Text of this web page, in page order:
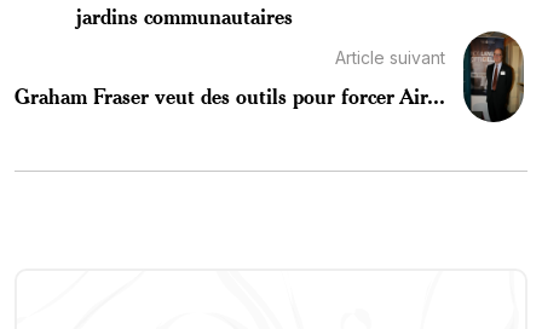
jardins communautaires
Article suivant
Graham Fraser veut des outils pour forcer Air...